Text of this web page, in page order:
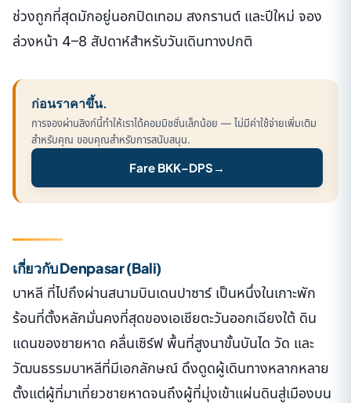
ช่วงถูกที่สุดมักอยู่นอกปิดเทอม สงกรานต์ และปีใหม่ จอง
ล่วงหน้า 4–8 สัปดาห์สำหรับวันเดินทางปกติ
ก่อนราคาขึ้น.
การจองผ่านลิงก์นี้ทำให้เราได้คอมมิชชั่นเล็กน้อย — ไม่มีค่าใช้จ่ายเพิ่มเติม
สำหรับคุณ ขอบคุณสำหรับการสนับสนุน.
Fare BKK–DPS →
เกี่ยวกับ Denpasar (Bali)
บาหลี ที่ไปถึงผ่านสนามบินเดนปาซาร์ เป็นหนึ่งในเกาะพัก
ร้อนที่ตั้งหลักมั่นคงที่สุดของเอเชียตะวันออกเฉียงใต้ ดิน
แดนของชายหาด คลื่นเซิร์ฟ พื้นที่สูงนาขั้นบันได วัด และ
วัฒนธรรมบาหลีที่มีเอกลักษณ์ ดึงดูดผู้เดินทางหลากหลาย
ตั้งแต่ผู้ที่มาเที่ยวชายหาดจนถึงผู้ที่มุ่งเข้าแผ่นดินสู่เมืองบน